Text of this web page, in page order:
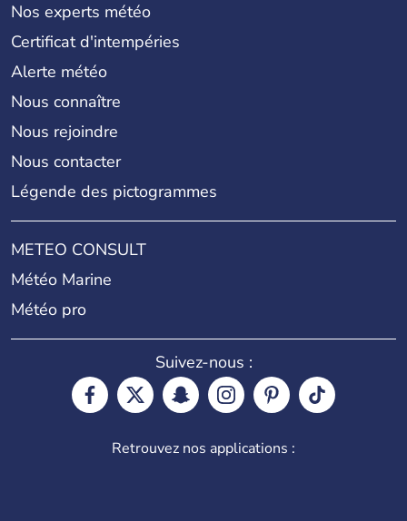
Nos experts météo
Certificat d'intempéries
Alerte météo
Nous connaître
Nous rejoindre
Nous contacter
Légende des pictogrammes
METEO CONSULT
Météo Marine
Météo pro
Suivez-nous :
Retrouvez nos applications :